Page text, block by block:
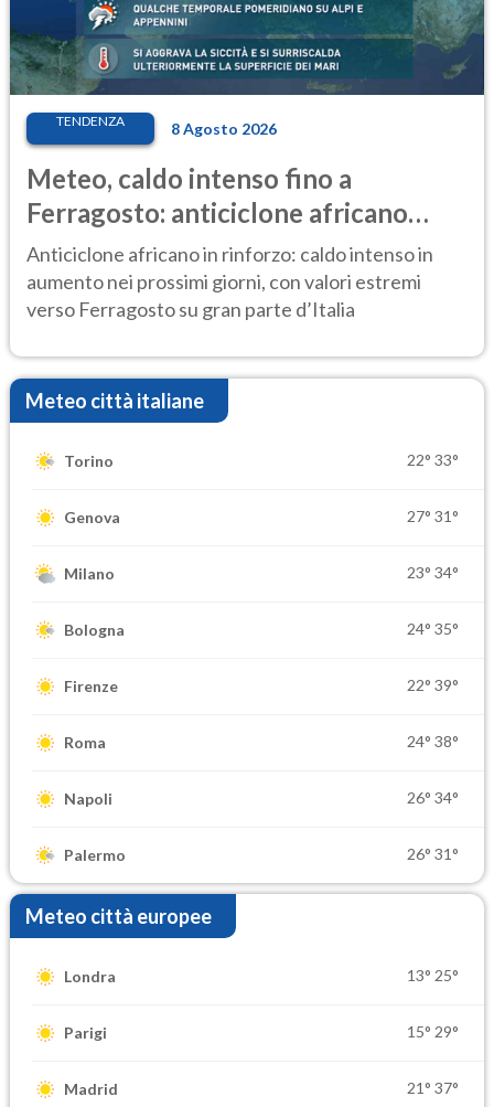
TENDENZA 8 Agosto 2026
Meteo, caldo intenso fino a
Ferragosto: anticiclone africano
ancora protagonista
Anticiclone africano in rinforzo: caldo intenso in
aumento nei prossimi giorni, con valori estremi
verso Ferragosto su gran parte d’Italia
Meteo città italiane
Torino 22° 33°
Genova 27° 31°
Milano 23° 34°
Bologna 24° 35°
Firenze 22° 39°
Roma 24° 38°
Napoli 26° 34°
Palermo 26° 31°
Meteo città europee
Londra 13° 25°
Parigi 15° 29°
Madrid 21° 37°